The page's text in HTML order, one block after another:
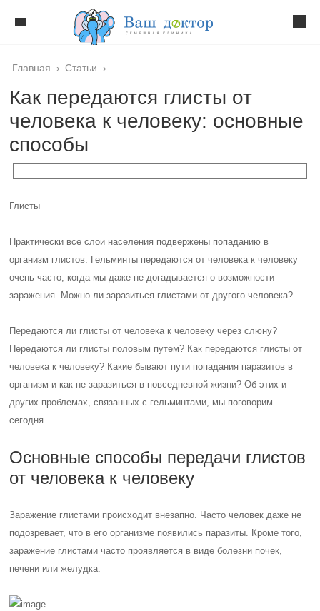
Главная › Статьи ›
Как передаются глисты от
человека к человеку: основные
способы
Глисты
Практически все слои населения подвержены попаданию в
организм глистов. Гельминты передаются от человека к человеку
очень часто, когда мы даже не догадывается о возможности
заражения. Можно ли заразиться глистами от другого человека?
Передаются ли глисты от человека к человеку через слюну?
Передаются ли глисты половым путем? Как передаются глисты от
человека к человеку? Какие бывают пути попадания паразитов в
организм и как не заразиться в повседневной жизни? Об этих и
других проблемах, связанных с гельминтами, мы поговорим
сегодня.
Основные способы передачи глистов
от человека к человеку
Заражение глистами происходит внезапно. Часто человек даже не
подозревает, что в его организме появились паразиты. Кроме того,
заражение глистами часто проявляется в виде болезни почек,
печени или желудка.